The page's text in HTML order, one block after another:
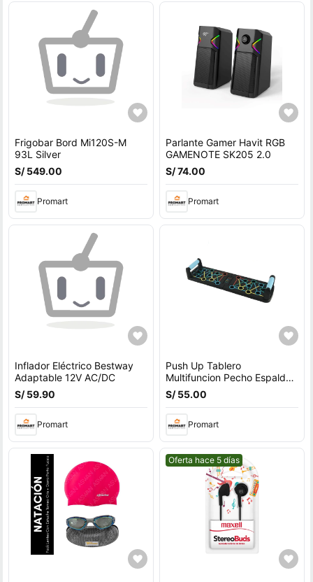
Frigobar Bord Mi120S-M
93L Silver
S/ 549.00
Promart
Parlante Gamer Havit RGB
GAMENOTE SK205 2.0
S/ 74.00
Promart
Inflador Eléctrico Bestway
Adaptable 12V AC/DC
S/ 59.90
Promart
Push Up Tablero
Multifuncion Pecho Espalda
Hombros Triceps
S/ 55.00
Promart
Mejor precio.
Oferta hace 5 días